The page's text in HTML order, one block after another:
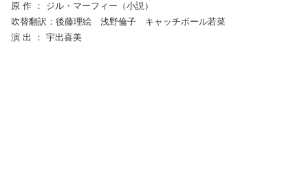
原 作 ： ジル・マーフィー（小説）
吹替翻訳：後藤理絵 浅野倫子 キャッチボール若菜
演 出 ： 宇出喜美